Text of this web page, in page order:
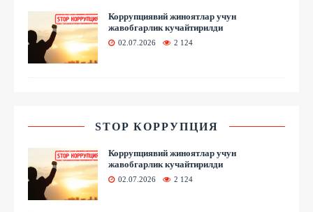
Коррупциявий жиноятлар учун
жавобгарлик кучайтирилди
02.07.2026 2 124
STOP КОРРУПЦИЯ
Коррупциявий жиноятлар учун
жавобгарлик кучайтирилди
02.07.2026 2 124